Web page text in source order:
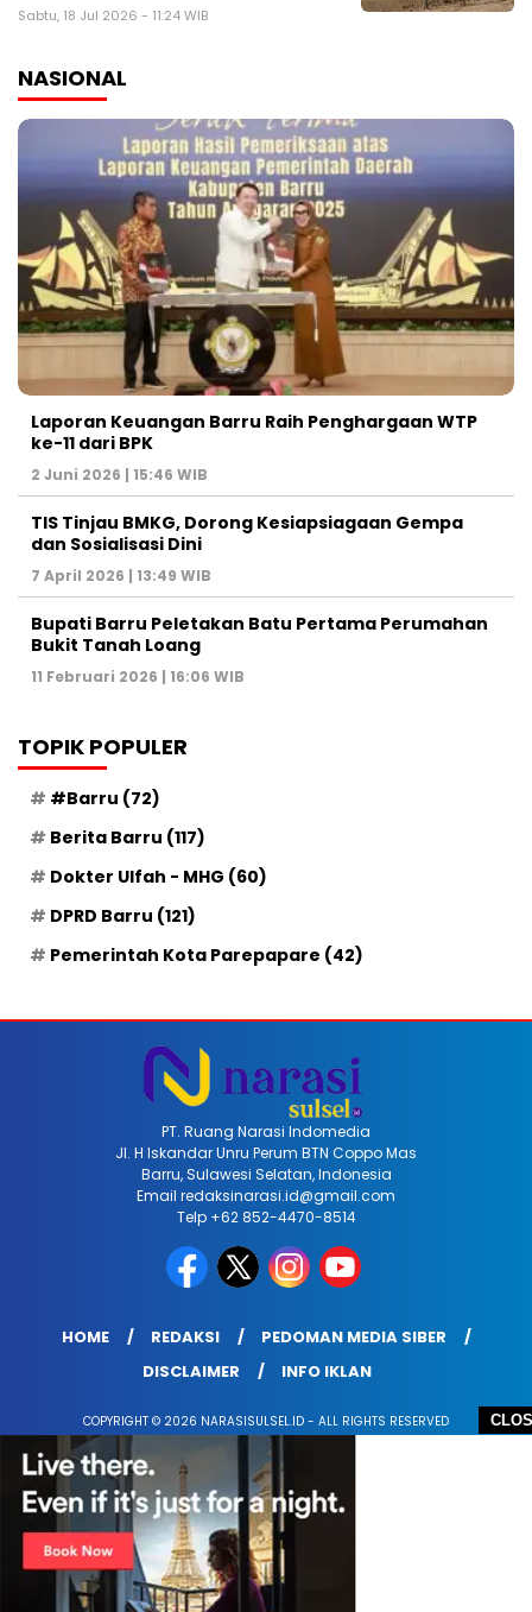
Sabtu, 18 Jul 2026 - 11:24 WIB
NASIONAL
Laporan Keuangan Barru Raih Penghargaan WTP
ke-11 dari BPK
2 Juni 2026 | 15:46 WIB
TIS Tinjau BMKG, Dorong Kesiapsiagaan Gempa
dan Sosialisasi Dini
7 April 2026 | 13:49 WIB
Bupati Barru Peletakan Batu Pertama Perumahan
Bukit Tanah Loang
11 Februari 2026 | 16:06 WIB
TOPIK POPULER
#Barru (72)
Berita Barru (117)
Dokter Ulfah - MHG (60)
DPRD Barru (121)
Pemerintah Kota Parepapare (42)
PT. Ruang Narasi Indomedia
Jl. H Iskandar Unru Perum BTN Coppo Mas
Barru, Sulawesi Selatan, Indonesia
Email redaksinarasi.id@gmail.com
Telp +62 852-4470-8514
HOME REDAKSI
PEDOMAN MEDIA SIBER
DISCLAIMER
INFO IKLAN
COPYRIGHT © 2026 NARASISULSEL.ID - ALL RIGHTS RESERVED